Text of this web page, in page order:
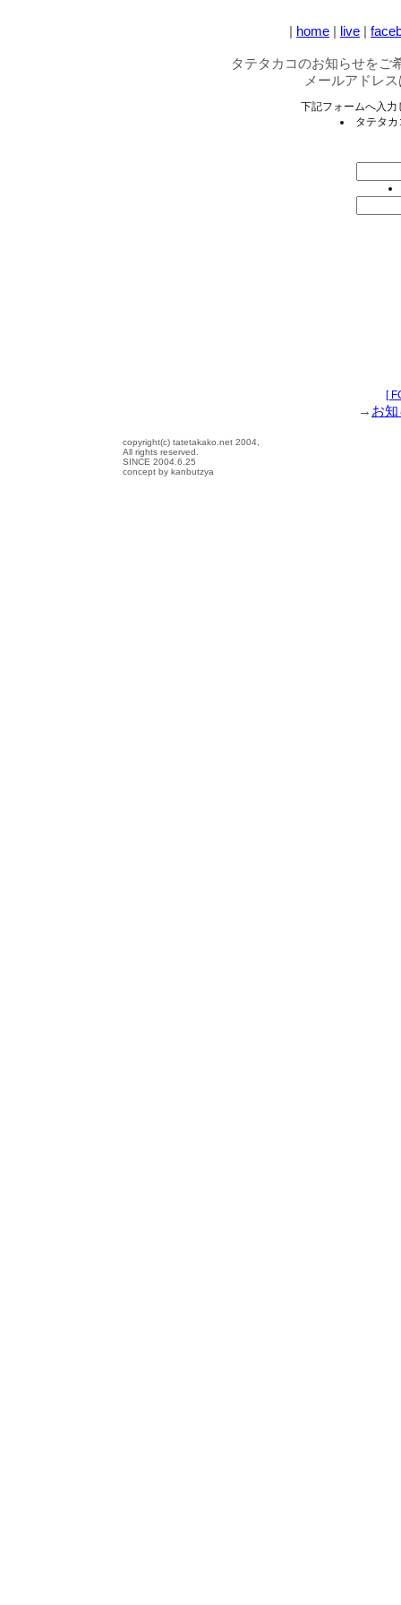
| home | live |
タテタカコのお知らせをご
メールアドレ
下記フォームへ入力
タテタ
[
→ お
copyright(c) tatetakako.net 2004,
All rights reserved.
SINCE 2004.6.25
concept by kanbutzya